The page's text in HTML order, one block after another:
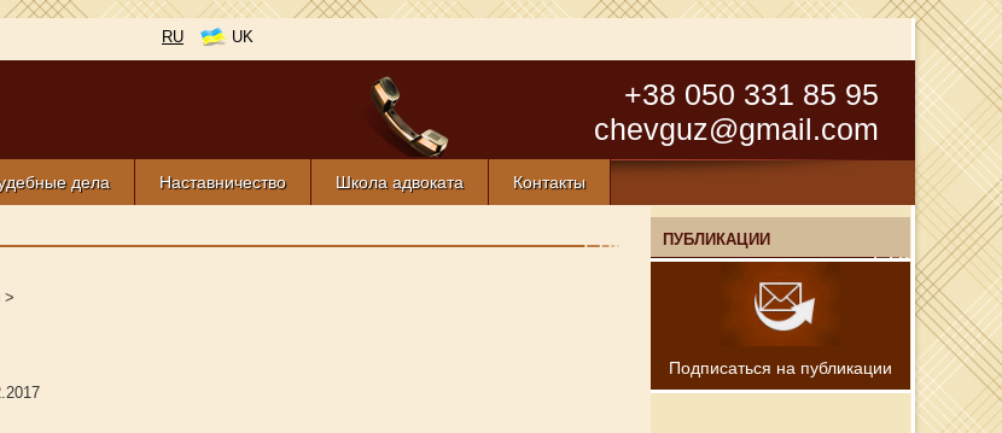
RU UK
+38 050 331 85 95
chevguz@gmail.com
дела Наставничество Школа адвоката Контакты
>
ПУБЛИКАЦИИ
Подписаться на публикации